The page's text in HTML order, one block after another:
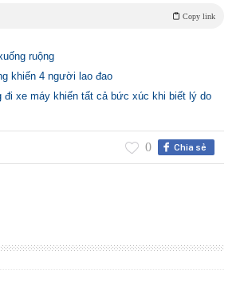
Copy link
ruộng
khiến 4 người lao đao
xe máy khiến tất cả bức xúc khi biết lý do
Chia sẻ
0